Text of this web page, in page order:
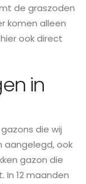
de graszoden
komen alleen
ook direct
in
die wij
aangelegd, ook
gazon die
In 12 maanden